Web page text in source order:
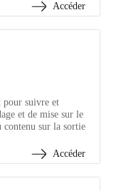
Accéder
pour suivre et
et de mise sur le
contenu sur la sortie
Accéder